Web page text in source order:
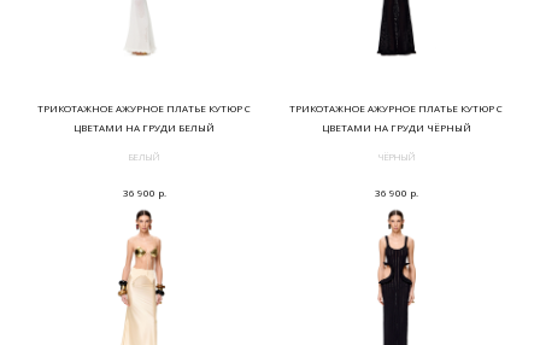
ТРИКОТАЖНОЕ АЖУРНОЕ ПЛАТЬЕ КУТЮР С
ЦВЕТАМИ НА ГРУДИ БЕЛЫЙ
БЕЛЫЙ
36 900 р.
ТРИКОТАЖНОЕ АЖУРНОЕ ПЛАТЬЕ КУТЮР С
ЦВЕТАМИ НА ГРУДИ ЧЁРНЫЙ
ЧЁРНЫЙ
36 900 р.